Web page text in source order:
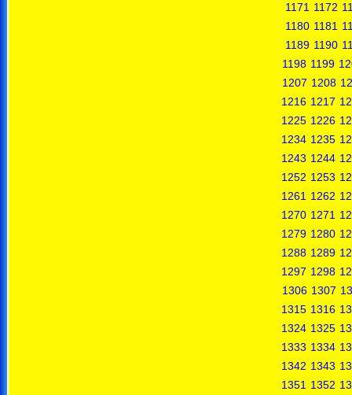
1171 1172
1180 1181
1189 1190
1198 1199
1207 1208
1216 1217
1225 1226
1234 1235
1243 1244
1252 1253
1261 1262
1270 1271
1279 1280
1288 1289
1297 1298
1306 1307
1315 1316
1324 1325
1333 1334
1342 1343
1351 1352